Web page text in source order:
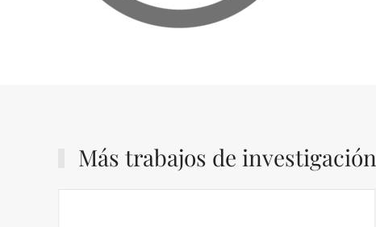
Más trabajos de investigación